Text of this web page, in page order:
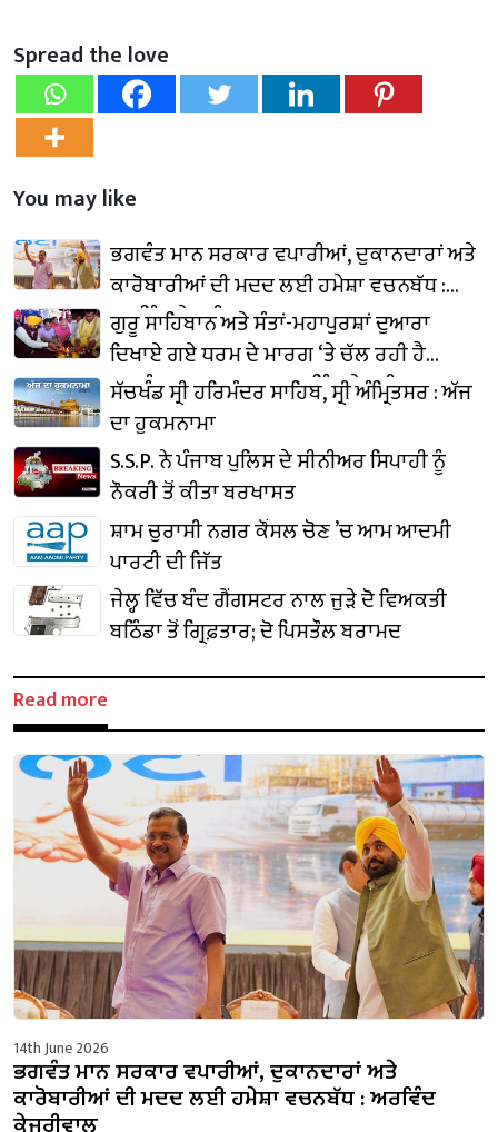
Spread the love
You may like
ਭਗਵੰਤ ਮਾਨ ਸਰਕਾਰ ਵਪਾਰੀਆਂ, ਦੁਕਾਨਦਾਰਾਂ ਅਤੇ
ਕਾਰੋਬਾਰੀਆਂ ਦੀ ਮਦਦ ਲਈ ਹਮੇਸ਼ਾ ਵਚਨਬੱਧ :
ਅਰਵਿੰਦ ਕੇਜਰੀਵਾਲ
ਗੁਰੂ ਸਾਹਿਬਾਨ ਅਤੇ ਸੰਤਾਂ-ਮਹਾਪੁਰਸ਼ਾਂ ਦੁਆਰਾ
ਦਿਖਾਏ ਗਏ ਧਰਮ ਦੇ ਮਾਰਗ ‘ਤੇ ਚੱਲ ਰਹੀ ਹੈ
ਭਗਵੰਤ ਮਾਨ ਸਰਕਾਰ : ਅਰਵਿੰਦ ਕੇਜਰੀਵਾਲ
ਸੱਚਖੰਡ ਸ੍ਰੀ ਹਰਿਮੰਦਰ ਸਾਹਿਬ, ਸ੍ਰੀ ਅੰਮ੍ਰਿਤਸਰ : ਅੱਜ
ਦਾ ਹੁਕਮਨਾਮਾ
S.S.P. ਨੇ ਪੰਜਾਬ ਪੁਲਿਸ ਦੇ ਸੀਨੀਅਰ ਸਿਪਾਹੀ ਨੂੰ
ਨੌਕਰੀ ਤੋਂ ਕੀਤਾ ਬਰਖਾਸਤ
ਸ਼ਾਮ ਚੁਰਾਸੀ ਨਗਰ ਕੌਂਸਲ ਚੋਣ ’ਚ ਆਮ ਆਦਮੀ
ਪਾਰਟੀ ਦੀ ਜਿੱਤ
ਜੇਲ੍ਹ ਵਿੱਚ ਬੰਦ ਗੈਂਗਸਟਰ ਨਾਲ ਜੁੜੇ ਦੋ ਵਿਅਕਤੀ
ਬਠਿੰਡਾ ਤੋਂ ਗ੍ਰਿਫ਼ਤਾਰ; ਦੋ ਪਿਸਤੌਲ ਬਰਾਮਦ
Read more
14th June 2026
ਭਗਵੰਤ ਮਾਨ ਸਰਕਾਰ ਵਪਾਰੀਆਂ, ਦੁਕਾਨਦਾਰਾਂ ਅਤੇ
ਕਾਰੋਬਾਰੀਆਂ ਦੀ ਮਦਦ ਲਈ ਹਮੇਸ਼ਾ ਵਚਨਬੱਧ : ਅਰਵਿੰਦ